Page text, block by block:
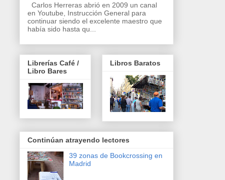
Carlos Herreras abrió en 2009 un canal
en Youtube, Instrucción General para
continuar siendo el excelente maestro que
había sido hasta qu...
Librerías Café /
Libro Bares
Libros Baratos
Continúan atrayendo lectores
39 zonas de Bookcrossing en
Madrid